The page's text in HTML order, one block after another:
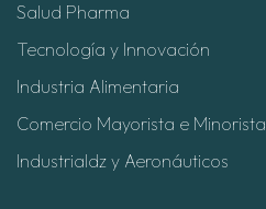
Salud Pharma
Tecnología y Innovación
Industria Alimentaria
Comercio Mayorista e Minorista
Industrialdz y Aeronáuticos